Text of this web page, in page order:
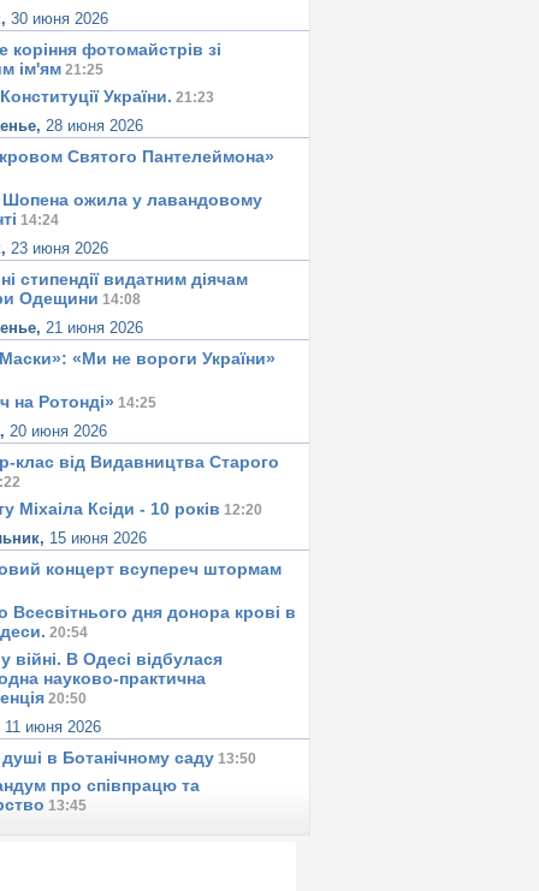
30 июня 2026
корiння фотомайстрiв зі
iм'ям 21:25
України. 21:23
28 июня 2026
Святого Пантелеймона»
Шопена ожила у лавандовому
14:24
23 июня 2026
стипендії видатним діячам
Одещини 14:08
21 июня 2026
«Ми не вороги України»
на Ротонді» 14:25
20 июня 2026
клас від Видавництва Старого
Міхаіла Ксіди - 10 років 12:20
15 июня 2026
концерт всупереч штормам
Всесвітнього дня донора крові в
20:54
у вiйнi. В Одесi вiдбулася
науково-практична
20:50
11 июня 2026
душi в Ботанiчному саду 13:50
про співпрацю та
13:45